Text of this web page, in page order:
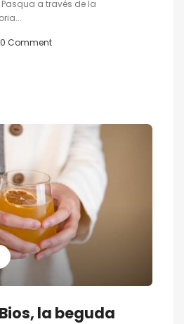
a través de la
0 Comment
la beguda